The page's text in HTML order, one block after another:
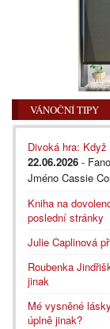
VÁNOČNÍ TIPY
Divoká hra:
22.06.2026 -
Jméno Cassie
Kniha na
poslední stránky
Julie Caplinová
Roubenka
jinak
Mé vysněné
úplně jinak?